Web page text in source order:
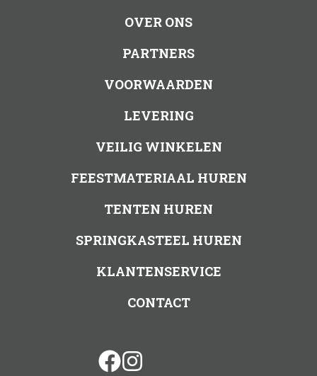
OVER ONS
PARTNERS
VOORWAARDEN
LEVERING
VEILIG WINKELEN
FEESTMATERIAAL HUREN
TENTEN HUREN
SPRINGKASTEEL HUREN
KLANTENSERVICE
CONTACT
facebook